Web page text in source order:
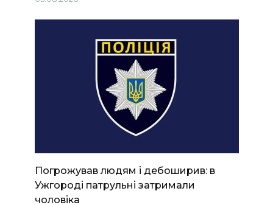
Погрожував людям і дебоширив: в
Ужгороді патрульні затримали
чоловіка